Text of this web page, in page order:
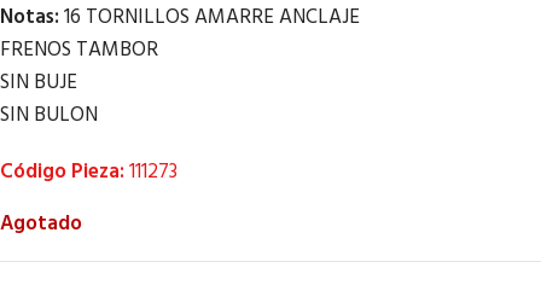
Notas:16 TORNILLOS AMARRE ANCLAJE
FRENOS TAMBOR
SIN BUJE
SIN BULON
Código Pieza:111273
Agotado